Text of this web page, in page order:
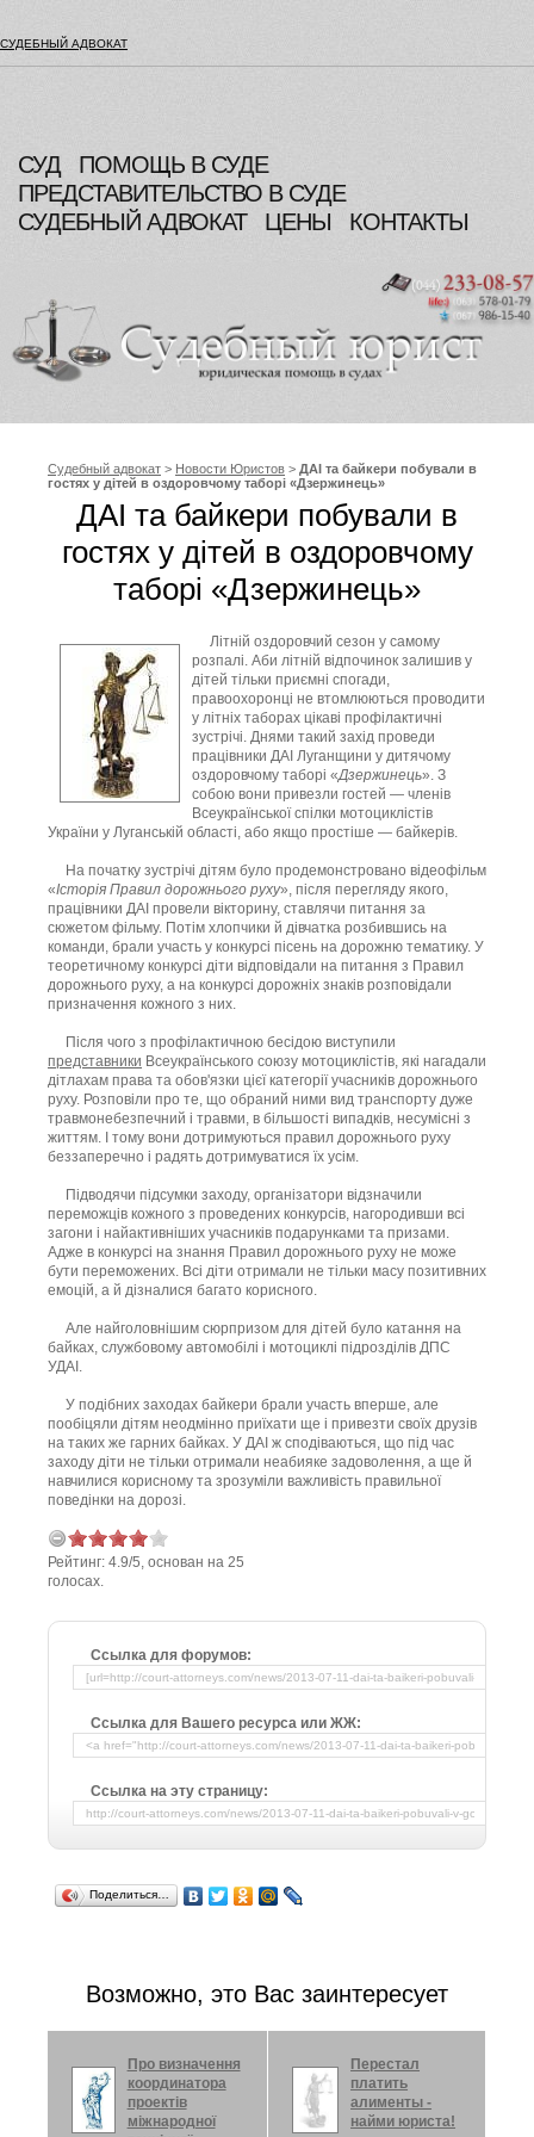
СУДЕБНЫЙ АДВОКАТ
СУД
ПОМОЩЬ В СУДЕ
ПРЕДСТАВИТЕЛЬСТВО В СУДЕ
СУДЕБНЫЙ АДВОКАТ
ЦЕНЫ КОНТАКТЫ
Судебный адвокат > Новости Юристов > ДАІ та байкери побували в
гостях у дітей в оздоровчому таборі «Дзержинець»
ДАІ та байкери побували в
гостях у дітей в оздоровчому
таборі «Дзержинець»
Літній оздоровчий сезон у самому
розпалі. Аби літній відпочинок залишив у
дітей тільки приємні спогади,
правоохоронці не втомлюються проводити
у літніх таборах цікаві профілактичні
зустрічі. Днями такий захід проведи
працівники ДАІ Луганщини у дитячому
оздоровчому таборі «Дзержинець». З
собою вони привезли гостей — членів
Всеукраїнської спілки мотоциклістів
України у Луганській області, або якщо простіше — байкерів.
На початку зустрічі дітям було продемонстровано відеофільм
«Історія Правил дорожнього руху», після перегляду якого,
працівники ДАІ провели вікторину, ставлячи питання за
сюжетом фільму. Потім хлопчики й дівчатка розбившись на
команди, брали участь у конкурсі пісень на дорожню тематику. У
теоретичному конкурсі діти відповідали на питання з Правил
дорожнього руху, а на конкурсі дорожніх знаків розповідали
призначення кожного з них.
Після чого з профілактичною бесідою виступили
представники Всеукраїнського союзу мотоциклістів, які нагадали
дітлахам права та обов'язки цієї категорії учасників дорожнього
руху. Розповіли про те, що обраний ними вид транспорту дуже
травмонебезпечний і травми, в більшості випадків, несумісні з
життям. І тому вони дотримуються правил дорожнього руху
беззаперечно і радять дотримуватися їх усім.
Підводячи підсумки заходу, організатори відзначили
переможців кожного з проведених конкурсів, нагородивши всі
загони і найактивніших учасників подарунками та призами.
Адже в конкурсі на знання Правил дорожнього руху не може
бути переможених. Всі діти отримали не тільки масу позитивних
емоцій, а й дізналися багато корисного.
Але найголовнішим сюрпризом для дітей було катання на
байках, службовому автомобілі і мотоциклі підрозділів ДПС
УДАІ.
У подібних заходах байкери брали участь вперше, але
пообіцяли дітям неодмінно приїхати ще і привезти своїх друзів
на таких же гарних байках. У ДАІ ж сподіваються, що під час
заходу діти не тільки отримали неабияке задоволення, а ще й
навчилися корисному та зрозуміли важливість правильної
поведінки на дорозі.
Рейтинг: 4.9/5, основан на 25
голосах.
Ссылка для форумов:
Ссылка для Вашего ресурса или ЖЖ:
Ссылка на эту страницу:
Поделиться…
Возможно, это Вас заинтересует
Про визначення
координатора
проектів
міжнародної
Перестал
платить
алименты -
найми юриста!